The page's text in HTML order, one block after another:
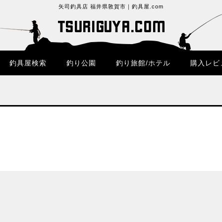
矢司釣具店 福井県敦賀市｜釣具屋.com
釣具屋検索 釣り公園 釣り旅館/ホテル 購入レビ